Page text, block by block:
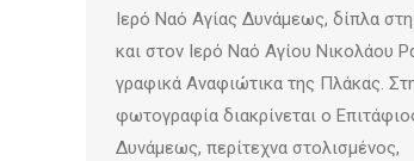
Ιερό Ναό Αγίας Δυνάμεως, δίπλα
και στον Ιερό Ναό Αγίου Νικολάου
γραφικά Αναφιώτικα της Πλάκας.
φωτογραφία διακρίνεται ο
Δυνάμεως, περίτεχνα στολισμένος,